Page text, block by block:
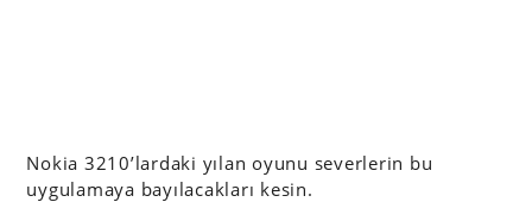
Nokia 3210’lardaki yılan oyunu severlerin bu
uygulamaya bayılacakları kesin.